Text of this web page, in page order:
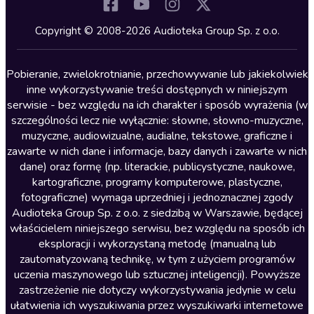
Kryminały
Lektury szkolne
Literatura anglojęzyczna
Literatura faktu
Literatura obyczajowa
Literatura piękna obca
Literatura piękna polska
Nagrania relaksacyjne
Nauka języków
Nauki humanistyczne
Podcasty i audycje
Polityka
Copyright © 2008-2026 Audioteka Group Sp. z o.o.
Pobieranie, zwielokrotnianie, przechowywanie lub jakiekolwiek
inne wykorzystywanie treści dostępnych w niniejszym
serwisie - bez względu na ich charakter i sposób wyrażenia (w
szczególności lecz nie wyłącznie: słowne, słowno-muzyczne,
muzyczne, audiowizualne, audialne, tekstowe, graficzne i
zawarte w nich dane i informacje, bazy danych i zawarte w nich
dane) oraz formę (np. literackie, publicystyczne, naukowe,
kartograficzne, programy komputerowe, plastyczne,
fotograficzne) wymaga uprzedniej i jednoznacznej zgody
Audioteka Group Sp. z o.o. z siedzibą w Warszawie, będącej
właścicielem niniejszego serwisu, bez względu na sposób ich
eksploracji i wykorzystaną metodę (manualną lub
zautomatyzowaną technikę, w tym z użyciem programów
uczenia maszynowego lub sztucznej inteligencji). Powyższe
zastrzeżenie nie dotyczy wykorzystywania jedynie w celu
ułatwienia ich wyszukiwania przez wyszukiwarki internetowe